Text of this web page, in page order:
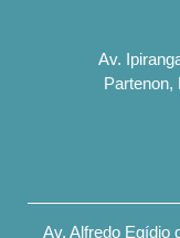
Av.
Partenon,
Av. Alfredo Egídio